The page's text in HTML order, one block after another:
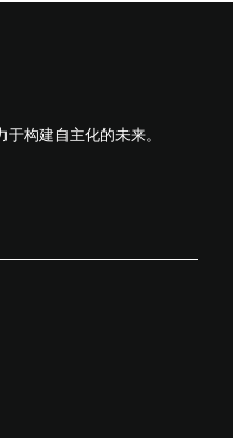
构建自主化的未来。